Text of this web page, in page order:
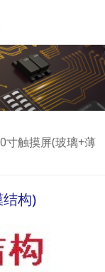
+薄膜
寸触摸屏(玻璃+薄
构)